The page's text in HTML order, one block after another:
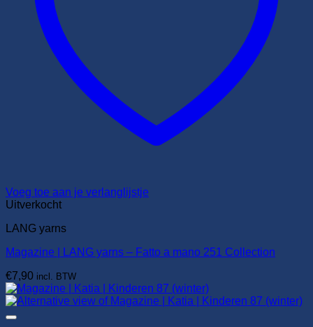
Voeg toe aan je verlanglijstje
Uitverkocht
LANG yarns
Magazine | LANG yarns – Fatto a mano 251 Collection
€7,90 incl. BTW